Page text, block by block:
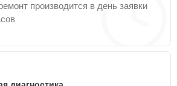
производится в день заявки